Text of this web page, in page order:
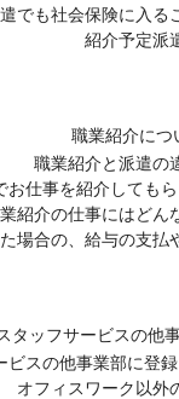
でも社会保険に入る
紹介予定派
職業紹介につ
職業紹介と派遣の
お仕事を紹介しても
紹介の仕事にはどん
場合の、給与の支払
タッフサービスの他
ビスの他事業部に登
オフィスワーク以外